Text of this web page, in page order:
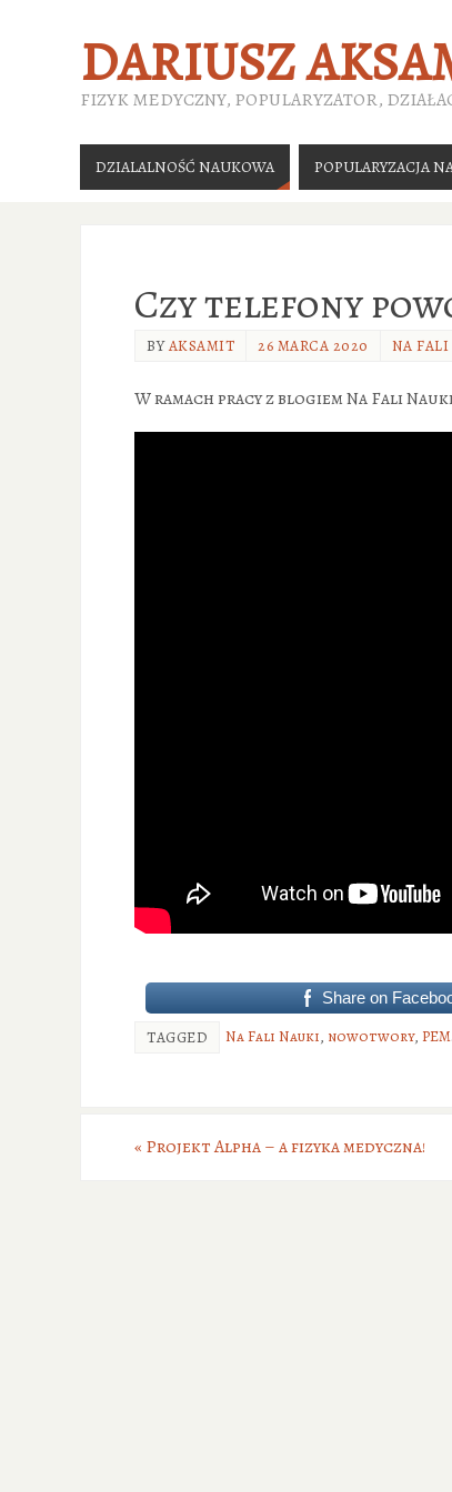
DARIUSZ
FIZYK MEDYCZNY, POPULARYZATOR,
DZIALALNOŚĆ NAUKOWA POPULARYZACJA
Czy telefony
BYAKSAMIT 26 MARCA 2020 NA
W ramach pracy z blogiem Na Fali
Share on
TAGGED Na Fali Nauki, nowotwory, PEM
« Projekt Alpha – a fizyka medyczna!